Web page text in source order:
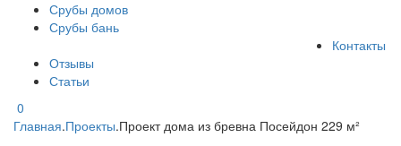
Срубы домов
Срубы бань
Контакты
Отзывы
Статьи
0
Главная.Проекты.Проект дома из бревна Посейдон 229 м²